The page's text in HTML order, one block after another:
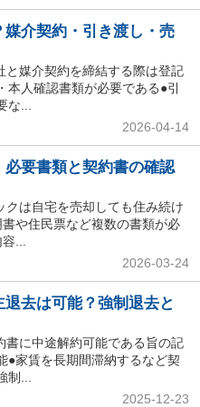
介契約・引き渡し・売
と媒介契約を締結する際は登記
人確認書類が必要である●引
な...
2026-04-14
必要書類と契約書の確認
クは自宅を売却しても住み続け
や住民票など複数の書類が必
...
2026-03-24
去は可能？強制退去と
書に中途解約可能である旨の記
●家賃を長期間滞納するなど契
...
2025-12-23